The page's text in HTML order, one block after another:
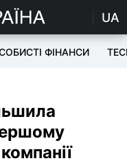
UA
ФІНАНСИ